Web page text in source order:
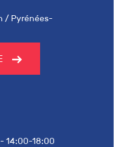
/ Pyrénées-
14:00-18:00